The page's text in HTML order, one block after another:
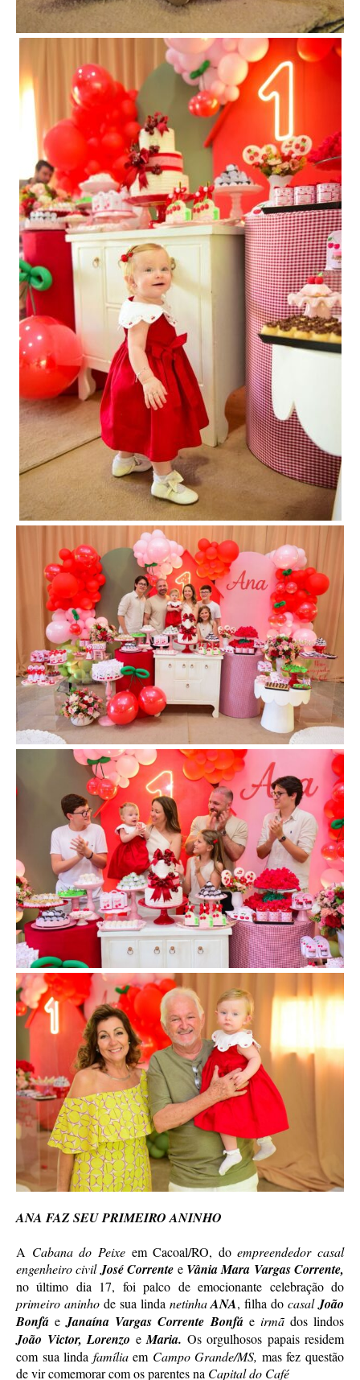
ANA FAZ SEU PRIMEIRO ANINHO
A Cabana do Peixe em Cacoal/RO, doempreendedor casal
engenheiro civilJosé Corrente e Vânia Mara Vargas Corrente,
no último dia 17, foi palco de emocionante celebração do
primeiro aninho de sua linda netinha ANA, filha docasalJoão
Bonfáe Janaína Vargas Corrente Bonfáe irmã dos lindos
João Victor, Lorenzo e Maria. Os orgulhosos papais residem
com sua linda famíliaem Campo Grande/MS, mas fez questão
de vir comemorar com os parentes na Capital do Café